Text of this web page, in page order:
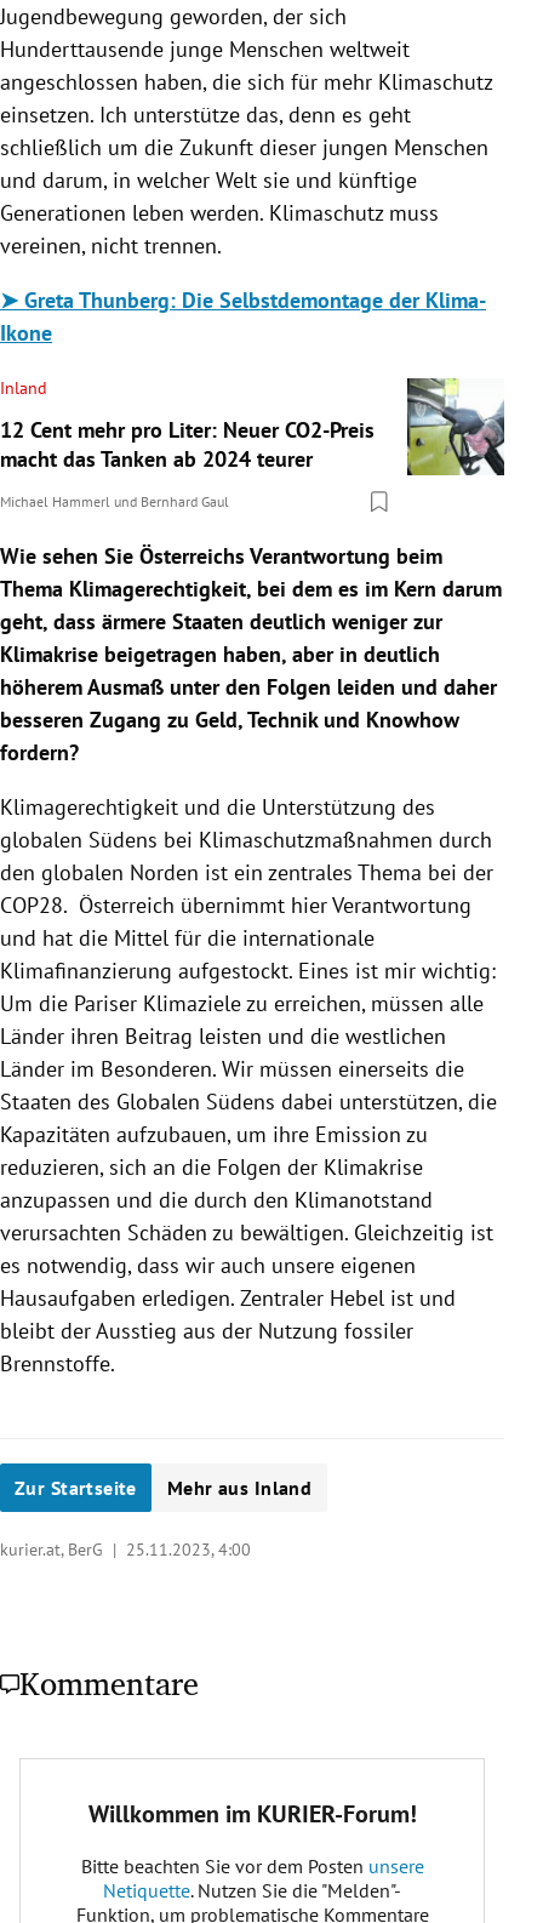
Jugendbewegung geworden, der sich
Hunderttausende junge Menschen weltweit
angeschlossen haben, die sich für mehr Klimaschutz
einsetzen. Ich unterstütze das, denn es geht
schließlich um die Zukunft dieser jungen Menschen
und darum, in welcher Welt sie und künftige
Generationen leben werden. Klimaschutz muss
vereinen, nicht trennen.
➤ Greta Thunberg: Die Selbstdemontage der Klima-
Ikone
Inland
12 Cent mehr pro Liter: Neuer CO2-Preis
macht das Tanken ab 2024 teurer
Michael Hammerl und Bernhard Gaul
Wie sehen Sie Österreichs Verantwortung beim
Thema Klimagerechtigkeit, bei dem es im Kern darum
geht, dass ärmere Staaten deutlich weniger zur
Klimakrise beigetragen haben, aber in deutlich
höherem Ausmaß unter den Folgen leiden und daher
besseren Zugang zu Geld, Technik und Knowhow
fordern?
Klimagerechtigkeit und die Unterstützung des
globalen Südens bei Klimaschutzmaßnahmen durch
den globalen Norden ist ein zentrales Thema bei der
COP28. Österreich übernimmt hier Verantwortung
und hat die Mittel für die internationale
Klimafinanzierung aufgestockt. Eines ist mir wichtig:
Um die Pariser Klimaziele zu erreichen, müssen alle
Länder ihren Beitrag leisten und die westlichen
Länder im Besonderen. Wir müssen einerseits die
Staaten des Globalen Südens dabei unterstützen, die
Kapazitäten aufzubauen, um ihre Emission zu
reduzieren, sich an die Folgen der Klimakrise
anzupassen und die durch den Klimanotstand
verursachten Schäden zu bewältigen. Gleichzeitig ist
es notwendig, dass wir auch unsere eigenen
Hausaufgaben erledigen. Zentraler Hebel ist und
bleibt der Ausstieg aus der Nutzung fossiler
Brennstoffe.
Zur Startseite Mehr aus Inland
kurier.at, BerG | 25.11.2023, 4:00
Kommentare